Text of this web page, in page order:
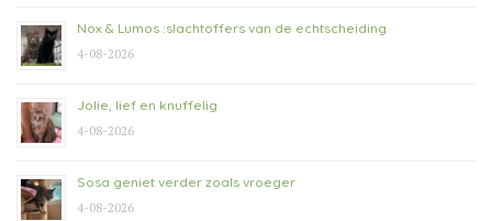
Nox & Lumos :slachtoffers van de echtscheiding
4-08-2026
Jolie, lief en knuffelig
4-08-2026
Sosa geniet verder zoals vroeger
4-08-2026